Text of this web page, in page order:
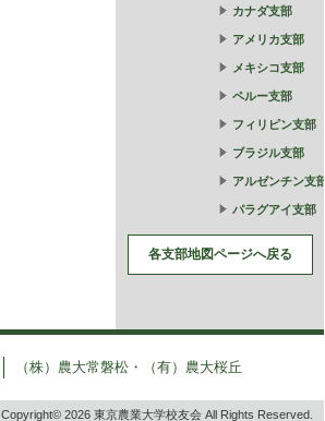
カナダ支部
アメリカ支部
メキシコ支部
ペルー支部
フィリピン支部
ブラジル支部
アルゼンチン支部
パラグアイ支部
各支部地図ページへ戻る
（株）農大常磐松・（有）農大桜丘
Copyright© 2026 東京農業大学校友会 All Rights Reserved.